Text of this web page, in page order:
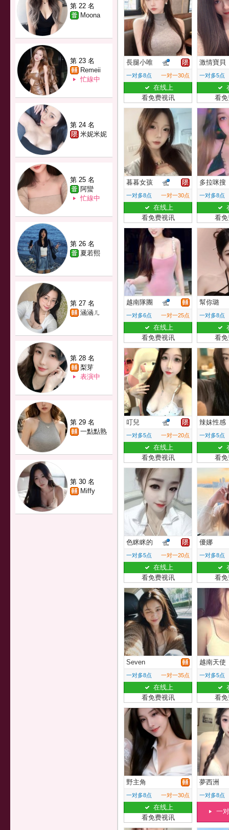
第 22 名
Moona
第 23 名
Remeii
忙線中
第 24 名
米妮米妮
第 25 名
阿蠻
忙線中
第 26 名
夏若熙
第 27 名
涵涵ㄦ
第 28 名
梨芽
表演中
第 29 名
一點點熟
第 30 名
Miffy
長腿小唯
一对多8点 一对一30点
在线上
看免费视讯
激情寶貝
一对多5点
看
暮暮女孩
一对多8点 一对一30点
在线上
看免费视讯
多拉咪搜
一对多8点
看
越南隊團
一对多6点 一对一25点
在线上
看免费视讯
幫你璐
一对多8点
看
叮兒
一对多5点 一对一20点
在线上
看免费视讯
辣妹性感
一对多5点
看
色眯眯的
一对多5点 一对一20点
在线上
看免费视讯
優娜
一对多8点
看
Seven
一对多8点 一对一35点
在线上
看免费视讯
越南天使
一对多5点
看
野主角
一对多8点 一对一30点
在线上
看免费视讯
夢西洲
一对多8点
一